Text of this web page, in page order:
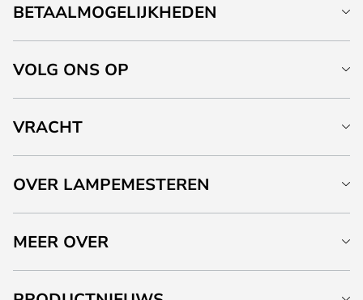
BETAALMOGELIJKHEDEN
VOLG ONS OP
VRACHT
OVER LAMPEMESTEREN
MEER OVER